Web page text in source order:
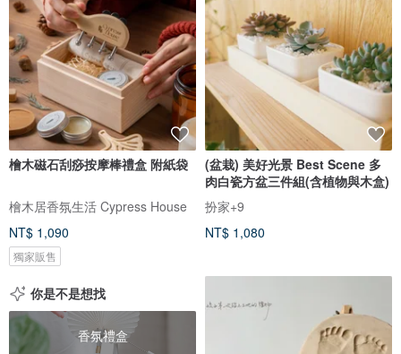
檜木磁石刮痧按摩棒禮盒 附紙袋
檜木居香氛生活 Cypress House
NT$ 1,090
獨家販售
(盆栽) 美好光景 Best Scene 多
肉白瓷方盆三件組(含植物與木盒)
扮家+9
NT$ 1,080
你是不是想找
香氛禮盒